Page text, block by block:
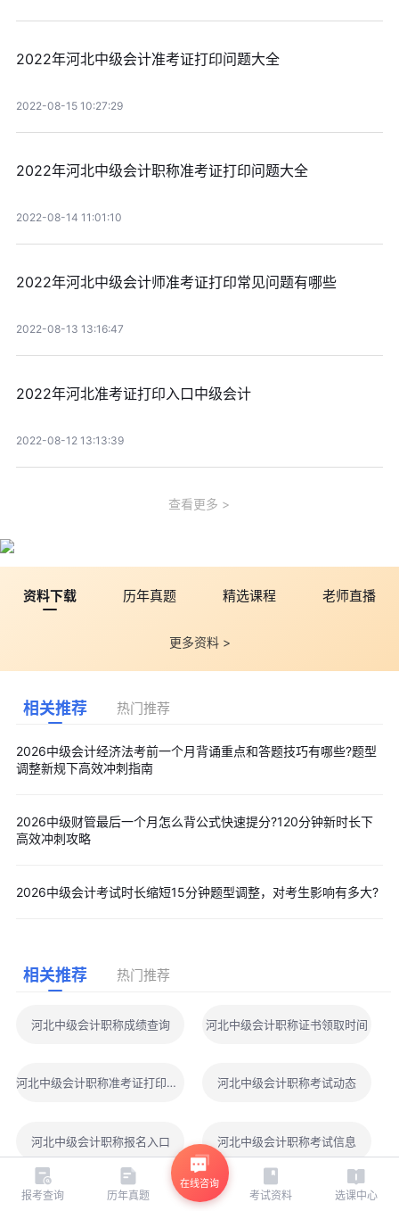
2022年河北中级会计准考证打印问题大全
2022-08-15 10:27:29
2022年河北中级会计职称准考证打印问题大全
2022-08-14 11:01:10
2022年河北中级会计师准考证打印常见问题有哪些
2022-08-13 13:16:47
2022年河北准考证打印入口中级会计
2022-08-12 13:13:39
查看更多
资料下载 历年真题 精选课程 老师直播
更多资料 >
相关推荐 热门推荐
2026中级会计经济法考前一个月背诵重点和答题技巧有哪些?题型
调整新规下高效冲刺指南
2026中级财管最后一个月怎么背公式快速提分?120分钟新时长下
高效冲刺攻略
2026中级会计考试时长缩短15分钟题型调整，对考生影响有多大?
相关推荐 热门推荐
河北中级会计职称成绩查询 河北中级会计职称证书领取时间
河北中级会计职称准考证打印地点 河北中级会计职称考试动态
河北中级会计职称报名入口 河北中级会计职称考试信息
报考查询 历年真题
在线咨询
考试资料 选课中心